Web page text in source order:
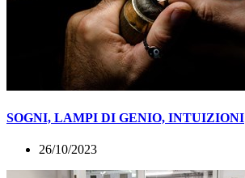
SOGNI, LAMPI DI GENIO, INTUIZIONI
26/10/2023